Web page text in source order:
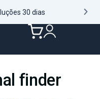
30 dias
finder